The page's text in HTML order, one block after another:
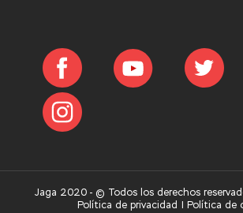
Jaga 2020 - © Todos los derechos
Política de privacidad |Política de